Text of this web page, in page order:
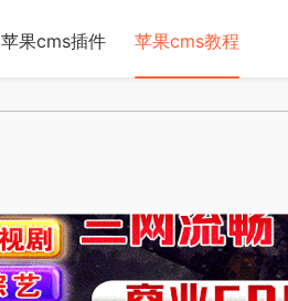
苹果cms插件 苹果cms教程